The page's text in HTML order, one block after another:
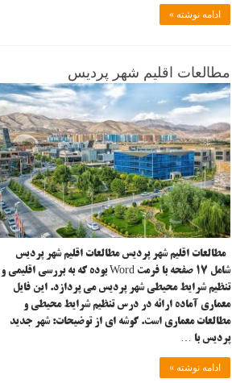
ادامه نوشته »
مطالعات اقلیم شهر پردیس
مطالعات اقلیم شهر پردیس مطالعات اقلیم شهر پردیس
شامل ۱۷ صفحه با فرمت Word بوده که به بررسی اقلیمی و
تنظیم شرایط محیطی شهر پردیس می پردازد. این فایل
معماری آماده ارائه در درس تنظیم شرایط محیطی و
مطالعات معماری است. گوشه ای از توضیحات: شهر جدید
پردیس با …
ادامه نوشته »